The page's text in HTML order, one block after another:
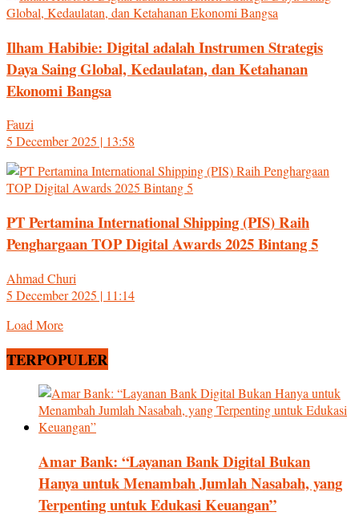
Ilham Habibie: Digital adalah Instrumen Strategis
Daya Saing Global, Kedaulatan, dan Ketahanan
Ekonomi Bangsa
Fauzi
5 December 2025 | 13:58
PT Pertamina International Shipping (PIS) Raih
Penghargaan TOP Digital Awards 2025 Bintang 5
Ahmad Churi
5 December 2025 | 11:14
Load More
TERPOPULER
Amar Bank: “Layanan Bank Digital Bukan
Hanya untuk Menambah Jumlah Nasabah, yang
Terpenting untuk Edukasi Keuangan”